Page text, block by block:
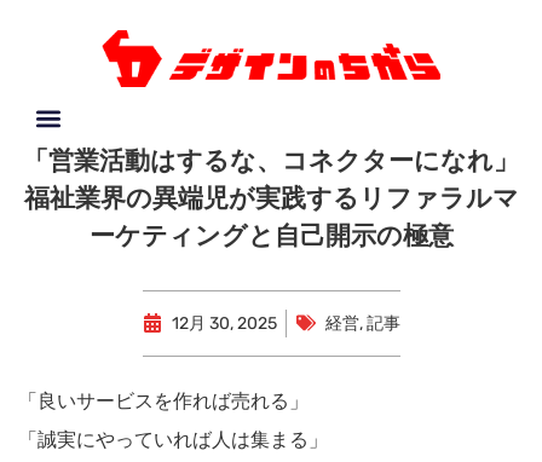
「営業活動はするな、コネクターになれ」
福祉業界の異端児が実践するリファラルマ
ーケティングと自己開示の極意
12月 30, 2025 経営,記事
「良いサービスを作れば売れる」
「誠実にやっていれば人は集まる」